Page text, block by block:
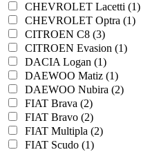
CHEVROLET Lacetti (1)
CHEVROLET Optra (1)
CITROEN C8 (3)
CITROEN Evasion (1)
DACIA Logan (1)
DAEWOO Matiz (1)
DAEWOO Nubira (2)
FIAT Brava (2)
FIAT Bravo (2)
FIAT Multipla (2)
FIAT Scudo (1)